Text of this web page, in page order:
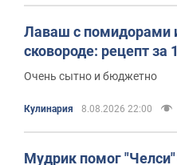
Лаваш с помидорами
сковороде: рецепт за
Очень сытно и бюджетно
Кулинария 8.08.2026 22:00
Мудрик помог "Челси"